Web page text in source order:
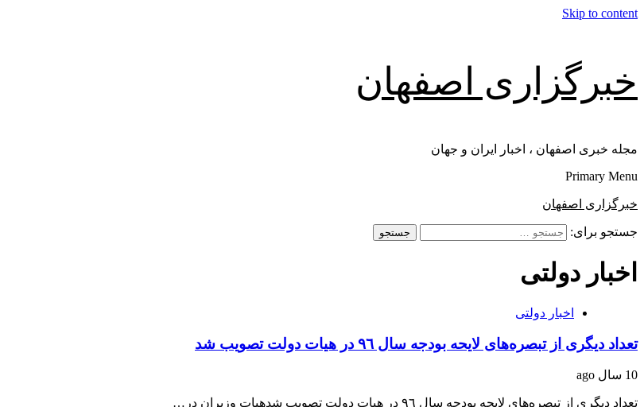
Skip to content
خبرگزاری اصفهان
مجله خبری اصفهان ، اخبار ایران و جهان
Primary Menu
خبرگزاری اصفهان
جستجو برای:
اخبار دولتی
اخبار دولتی
تعداد دیگری از تبصره‌های لایحه بودجه سال ٩٦ در هیات دولت تصویب شد
10 سال ago
تعداد دیگری از تبصره‌های لایحه بودجه سال ٩٦ در هیات دولت تصویب شدهیات وزیران در…